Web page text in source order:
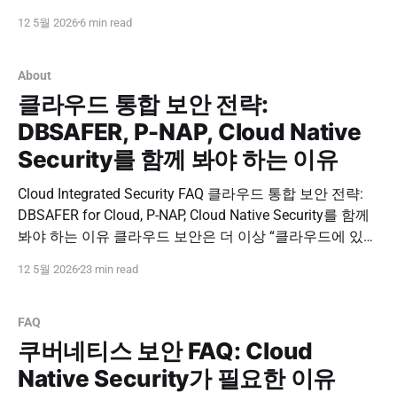
의 동료분들을 직접 만나 뵙기 위해 이번 행사에 참여했습
원자분들의 목소리를 직접 듣고 소통할 수 있었던 뜻깊은
시간이었는데요. 뜨거웠던 현장
12 5월 2026 6 min read
About
클라우드 통합 보안 전략:
DBSAFER, P-NAP, Cloud Native
Security를 함께 봐야 하는 이유
Cloud Integrated Security FAQ 클라우드 통합 보안 전략:
DBSAFER for Cloud, P-NAP, Cloud Native Security를 함께
봐야 하는 이유 클라우드 보안은 더 이상 “클라우드에 있는
와 클라우드가 함께 운영되고, 관계형 DB와 NoSQL이 공존
보안 담당자가 관리해야 할 접근
12 5월 202623 min read
FAQ
쿠버네티스 보안 FAQ: Cloud
Native Security가 필요한 이유